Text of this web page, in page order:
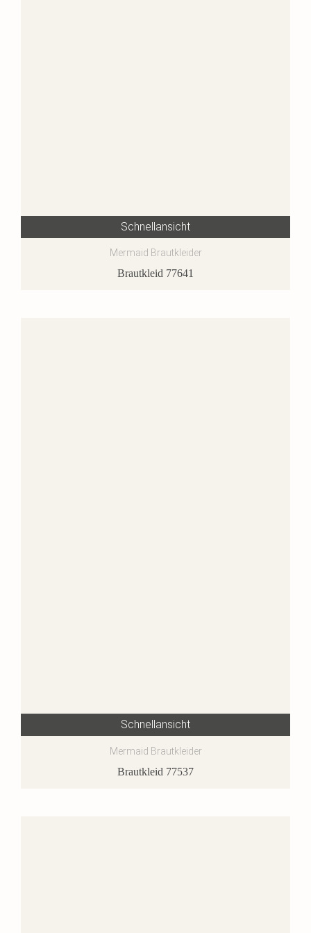
Schnellansicht
Mermaid Brautkleider
Brautkleid 77641
Schnellansicht
Mermaid Brautkleider
Brautkleid 77537